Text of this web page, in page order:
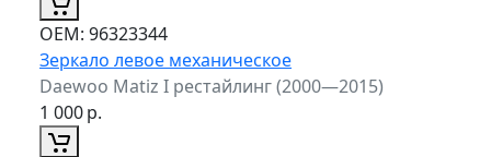
ОЕМ: 96323344
Зеркало левое механическое
Daewoo Matiz I рестайлинг (2000—2015)
1 000р.